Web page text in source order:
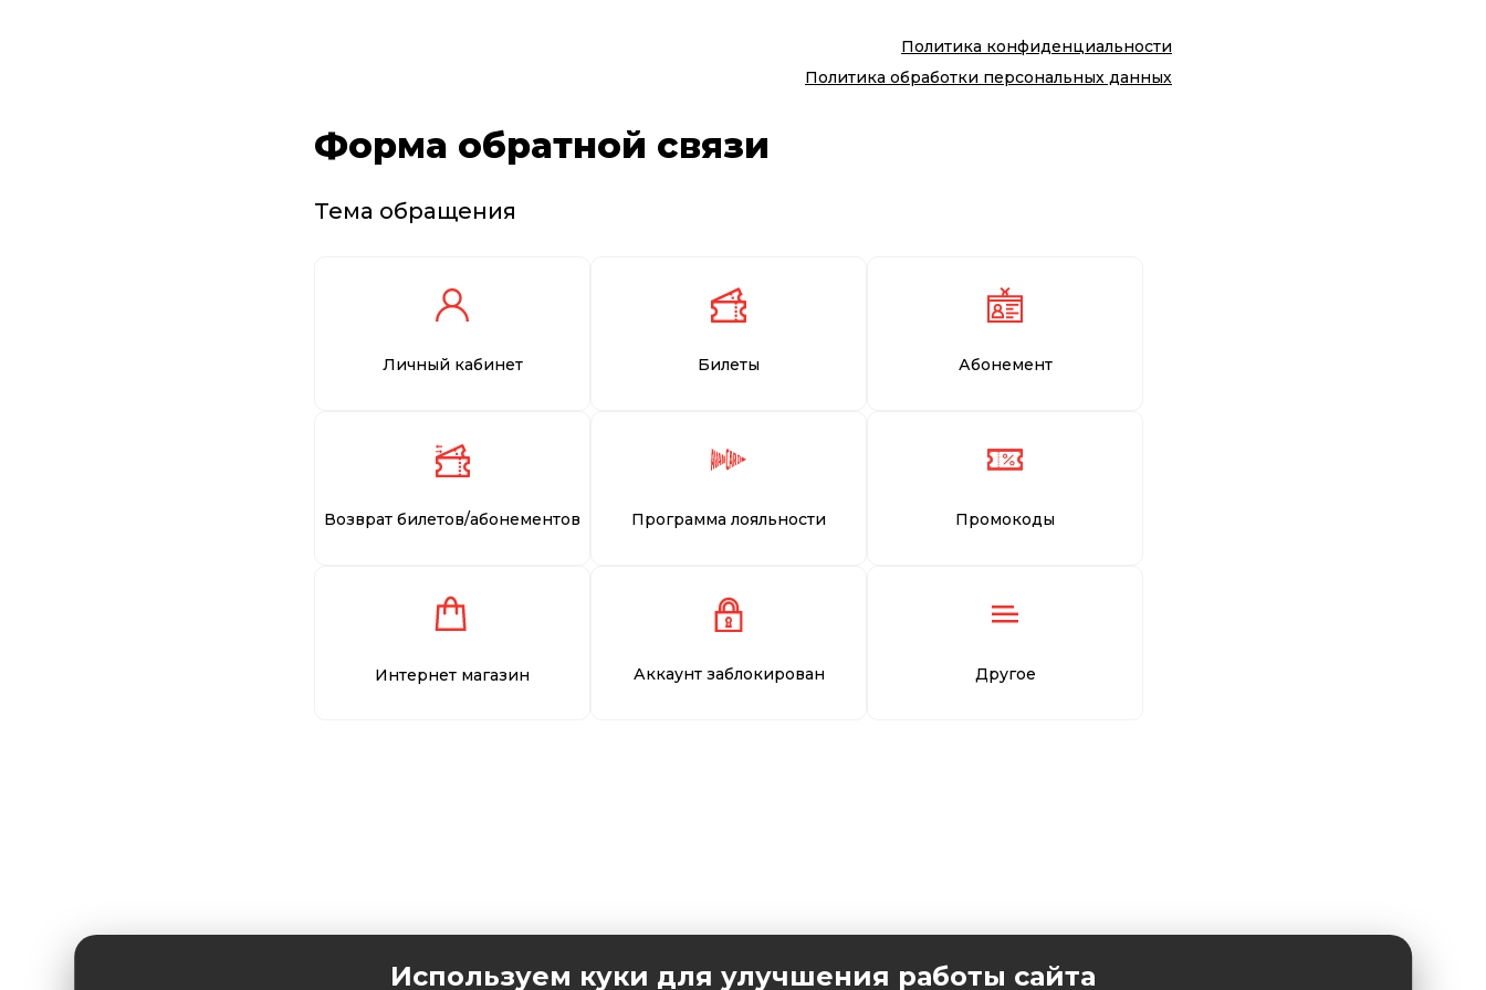
Политика конфиденциальности
Политика обработки персональных данных
Форма обратной связи
Тема обращения
Личный кабинет Билеты Абонемент
Возврат билетов/абонементов Программа лояльности Промокоды
Интернет магазин Аккаунт заблокирован Другое
Используем куки для улучшения работы сайта